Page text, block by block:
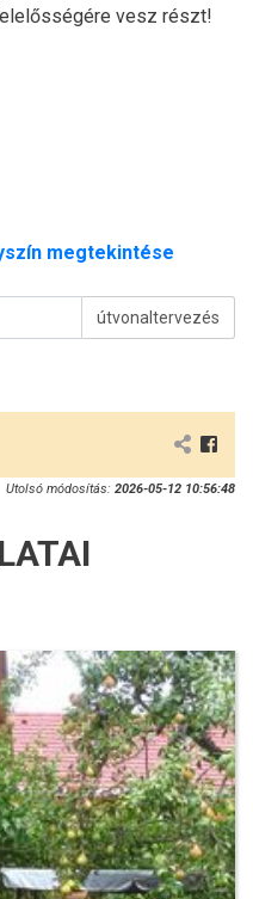
vesz részt!
megtekintése
útvonaltervezés
Utolsó módosítás: 2026-05-12 10:56:48